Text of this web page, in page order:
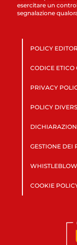
esercitare un
segnalazione
POLICY
CODICE ETICO
PRIVACY
POLICY
GESTIONE DEI
COOKIE